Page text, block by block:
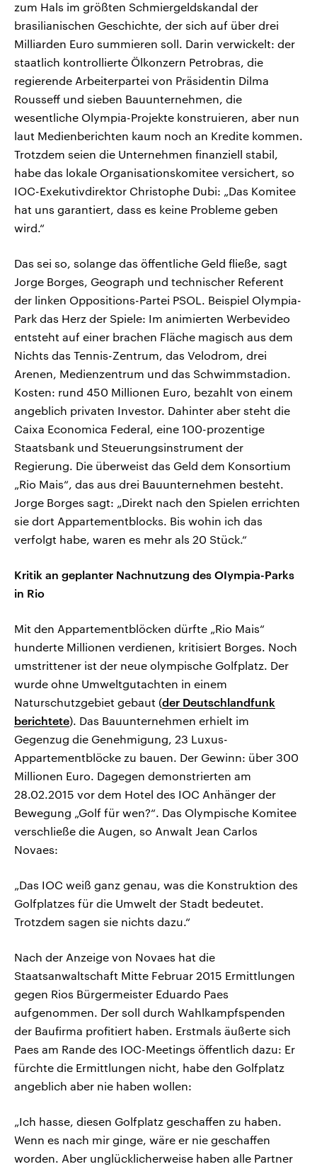
zum Hals im größten Schmiergeldskandal der
brasilianischen Geschichte, der sich auf über drei
Milliarden Euro summieren soll. Darin verwickelt: der
staatlich kontrollierte Ölkonzern Petrobras, die
regierende Arbeiterpartei von Präsidentin Dilma
Rousseff und sieben Bauunternehmen, die
wesentliche Olympia-Projekte konstruieren, aber nun
laut Medienberichten kaum noch an Kredite kommen.
Trotzdem seien die Unternehmen finanziell stabil,
habe das lokale Organisationskomitee versichert, so
IOC-Exekutivdirektor Christophe Dubi: „Das Komitee
hat uns garantiert, dass es keine Probleme geben
wird.“
Das sei so, solange das öffentliche Geld fließe, sagt
Jorge Borges, Geograph und technischer Referent
der linken Oppositions-Partei PSOL. Beispiel Olympia-
Park das Herz der Spiele: Im animierten Werbevideo
entsteht auf einer brachen Fläche magisch aus dem
Nichts das Tennis-Zentrum, das Velodrom, drei
Arenen, Medienzentrum und das Schwimmstadion.
Kosten: rund 450 Millionen Euro, bezahlt von einem
angeblich privaten Investor. Dahinter aber steht die
Caixa Economica Federal, eine 100-prozentige
Staatsbank und Steuerungsinstrument der
Regierung. Die überweist das Geld dem Konsortium
„Rio Mais“, das aus drei Bauunternehmen besteht.
Jorge Borges sagt: „Direkt nach den Spielen errichten
sie dort Appartementblocks. Bis wohin ich das
verfolgt habe, waren es mehr als 20 Stück.“
Kritik an geplanter Nachnutzung des OIympia-Parks
in Rio
Mit den Appartementblöcken dürfte „Rio Mais“
hunderte Millionen verdienen, kritisiert Borges. Noch
umstrittener ist der neue olympische Golfplatz. Der
wurde ohne Umweltgutachten in einem
Naturschutzgebiet gebaut (der Deutschlandfunk
berichtete). Das Bauunternehmen erhielt im
Gegenzug die Genehmigung, 23 Luxus-
Appartementblöcke zu bauen. Der Gewinn: über 300
Millionen Euro. Dagegen demonstrierten am
28.02.2015 vor dem Hotel des IOC Anhänger der
Bewegung „Golf für wen?“. Das Olympische Komitee
verschließe die Augen, so Anwalt Jean Carlos
Novaes:
„Das IOC weiß ganz genau, was die Konstruktion des
Golfplatzes für die Umwelt der Stadt bedeutet.
Trotzdem sagen sie nichts dazu.“
Nach der Anzeige von Novaes hat die
Staatsanwaltschaft Mitte Februar 2015 Ermittlungen
gegen Rios Bürgermeister Eduardo Paes
aufgenommen. Der soll durch Wahlkampfspenden
der Baufirma profitiert haben. Erstmals äußerte sich
Paes am Rande des IOC-Meetings öffentlich dazu: Er
fürchte die Ermittlungen nicht, habe den Golfplatz
angeblich aber nie haben wollen:
„Ich hasse, diesen Golfplatz geschaffen zu haben.
Wenn es nach mir ginge, wäre er nie geschaffen
worden. Aber unglücklicherweise haben alle Partner